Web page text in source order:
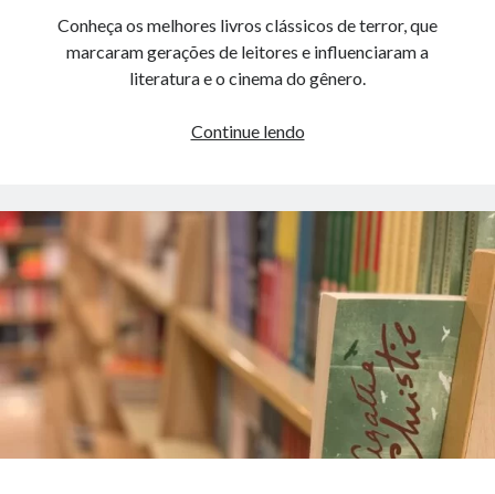
Conheça os melhores livros clássicos de terror, que
marcaram gerações de leitores e influenciaram a
literatura e o cinema do gênero.
Continue lendoMelhores
de